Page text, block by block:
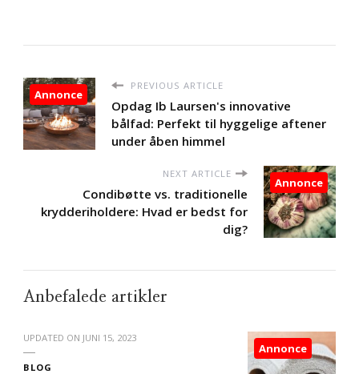
PREVIOUS ARTICLE
Opdag Ib Laursen's innovative
bålfad: Perfekt til hyggelige aftener
under åben himmel
Annonce
NEXT ARTICLE
Condibøtte vs. traditionelle
krydderiholdere: Hvad er bedst for
dig?
Annonce
Anbefalede artikler
UPDATED ON JUNI 15, 2023
BLOG
Annonce